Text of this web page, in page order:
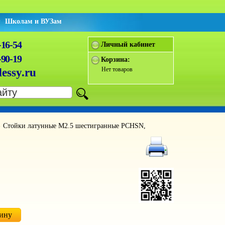
Школам и ВУЗам
54
19
Личный кабинет
Корзина:
Нет товаров
Стойки латунные М2.5 шестигранные PCHSN,